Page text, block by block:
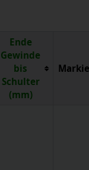
Ende
Gewinde
bis
Schulter
(mm)